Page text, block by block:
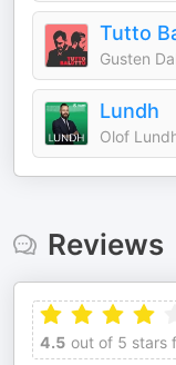
Tutto
Gusten
Lundh
Olof
Reviews
4.5 out of 5 stars